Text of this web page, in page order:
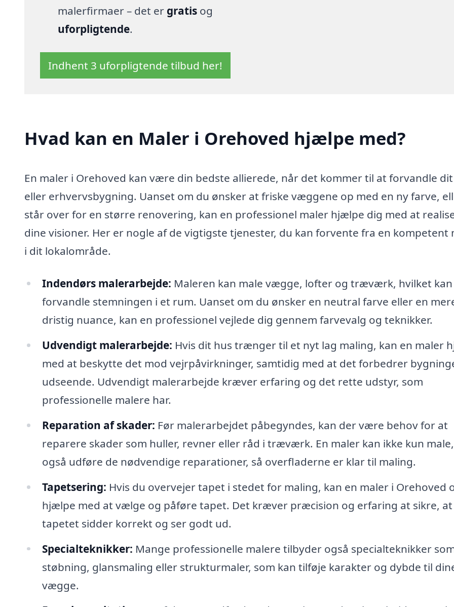
malerfirmaer – det er gratisog
uforpligtende.
Indhent 3 uforpligtende tilbud her!
Hvad kan en Maler i Orehoved hjælpe med?
En maler i Orehoved kan være din bedste allierede, når det kommer til at forvandle
eller erhvervsbygning. Uanset om du ønsker at friske væggene op med en ny farve,
står over for en større renovering, kan en professionel maler hjælpe dig med at
dine visioner. Her er nogle af de vigtigste tjenester, du kan forvente fra en kompetent
i dit lokalområde.
Indendørs malerarbejde: Maleren kan male vægge, lofter og træværk, hvilket kan
forvandle stemningen i et rum. Uanset om du ønsker en neutral farve eller en
dristig nuance, kan en professionel vejlede dig gennem farvevalg og teknikker.
Udvendigt malerarbejde: Hvis dit hus trænger til et nyt lag maling, kan en maler
med at beskytte det mod vejrpåvirkninger, samtidig med at det forbedrer
udseende. Udvendigt malerarbejde kræver erfaring og det rette udstyr, som
professionelle malere har.
Reparation af skader: Før malerarbejdet påbegyndes, kan der være behov for at
reparere skader som huller, revner eller råd i træværk. En maler kan ikke kun
også udføre de nødvendige reparationer, så overfladerne er klar til maling.
Tapetsering: Hvis du overvejer tapet i stedet for maling, kan en maler i Orehoved
hjælpe med at vælge og påføre tapet. Det kræver præcision og erfaring at sikre, at
tapetet sidder korrekt og ser godt ud.
Specialteknikker: Mange professionelle malere tilbyder også specialteknikker
støbning, glansmaling eller strukturmaler, som kan tilføje karakter og dybde til
vægge.